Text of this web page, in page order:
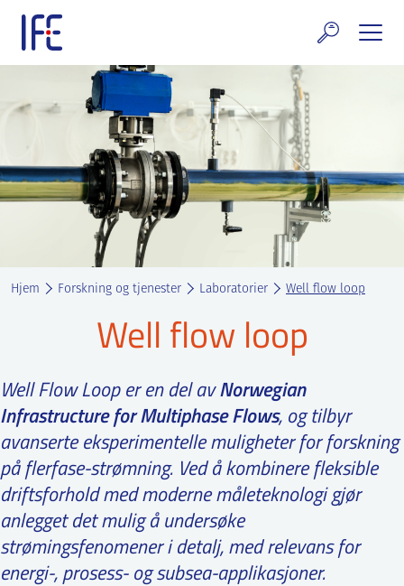
content
og tjenester
teknologi & eiendom
atomanlegg
IFE
IFE
PRESSE ENGLISH
Hjem Forskning og tjenester Laboratorier Well flow loop
Well flow loop
Well Flow Loop er en del avNorwegian
Infrastructure for Multiphase Flows, og tilbyr
avanserte eksperimentelle muligheter for forskning
på flerfase-strømning. Ved å kombinere fleksible
driftsforhold med moderne måleteknologi gjør
anlegget det mulig å undersøke
strømingsfenomener i detalj, med relevans for
energi-, prosess- og subsea-applikasjoner.